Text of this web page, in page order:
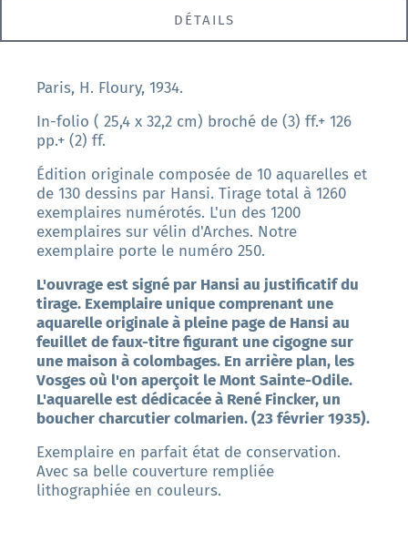
DÉTAILS
Paris, H. Floury, 1934.
In-folio ( 25,4 x 32,2 cm) broché de (3) ff.+ 126
pp.+ (2) ff.
Édition originale composée de 10 aquarelles et
de 130 dessins par Hansi. Tirage total à 1260
exemplaires numérotés. L'un des 1200
exemplaires sur vélin d'Arches. Notre
exemplaire porte le numéro 250.
L'ouvrage est signé par Hansi au justificatif du
tirage. Exemplaire unique comprenant une
aquarelle originale à pleine page de Hansi au
feuillet de faux-titre figurant une cigogne sur
une maison à colombages. En arrière plan, les
Vosges où l'on aperçoit le Mont Sainte-Odile.
L'aquarelle est dédicacée à René Fincker, un
boucher charcutier colmarien. (23 février 1935).
Exemplaire en parfait état de conservation.
Avec sa belle couverture rempliée
lithographiée en couleurs.